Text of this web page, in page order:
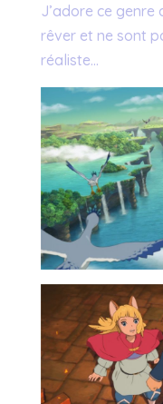
J’adore ce
rêver et ne sont
réaliste…